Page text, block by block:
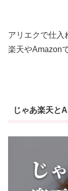
アリエクで仕入
楽天やAmazon
じゃあ楽天と